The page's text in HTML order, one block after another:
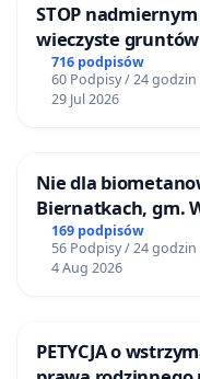
STOP
wieczyste
ogrody działkowe.
716 podpisów
60 Podpisy / 24 godzin
29 Jul 2026
Nie dla
Biernatkach, gm.
169 podpisów
56 Podpisy / 24 godzin
4 Aug 2026
PETYCJA o